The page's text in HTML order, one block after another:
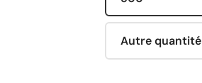
Autre quantité